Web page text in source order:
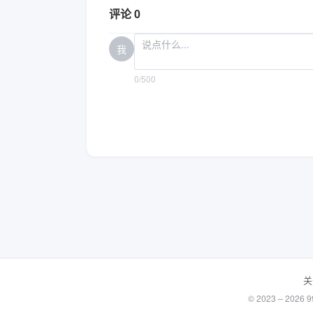
评论 0
我
0/500
© 2023 – 2026